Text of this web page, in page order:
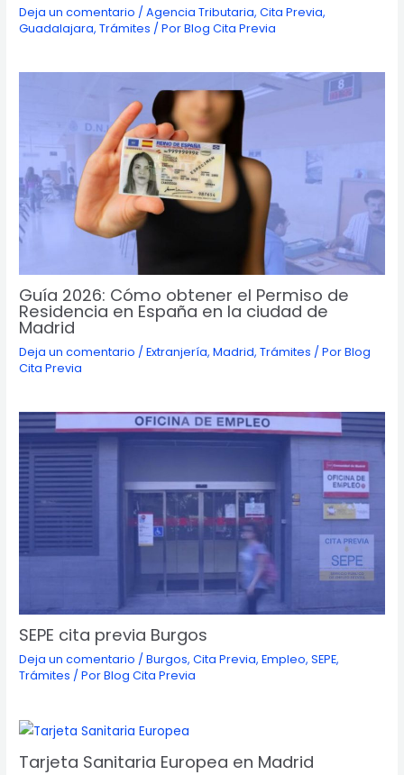
Deja un comentario /Agencia Tributaria,Cita Previa,
Guadalajara,Trámites / PorBlog Cita Previa
Guía 2026: Cómo obtener el Permiso de
Residencia en España en la ciudad de
Madrid
Deja un comentario /Extranjería,Madrid,Trámites / PorBlog
Cita Previa
SEPE cita previa Burgos
Deja un comentario /Burgos,Cita Previa,Empleo,SEPE,
Trámites / PorBlog Cita Previa
Tarjeta Sanitaria Europea en Madrid